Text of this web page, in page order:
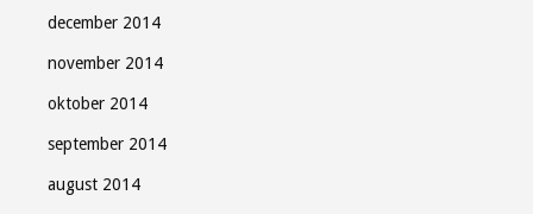
december 2014
november 2014
oktober 2014
september 2014
august 2014